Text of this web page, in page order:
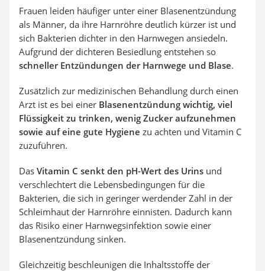
Frauen leiden häufiger unter einer Blasenentzündung
als Männer, da ihre Harnröhre deutlich kürzer ist und
sich Bakterien dichter in den Harnwegen ansiedeln.
Aufgrund der dichteren Besiedlung entstehen so
schneller Entzündungen der Harnwege und Blase.
Zusätzlich zur medizinischen Behandlung durch einen
Arzt ist es bei einer Blasenentzündung wichtig, viel
Flüssigkeit zu trinken, wenig Zucker aufzunehmen
sowie auf eine gute Hygiene zu achten und Vitamin C
zuzuführen.
Das Vitamin C senkt den pH-Wert des Urins und
verschlechtert die Lebensbedingungen für die
Bakterien, die sich in geringer werdender Zahl in der
Schleimhaut der Harnröhre einnisten. Dadurch kann
das Risiko einer Harnwegsinfektion sowie einer
Blasenentzündung sinken.
Gleichzeitig beschleunigen die Inhaltsstoffe der